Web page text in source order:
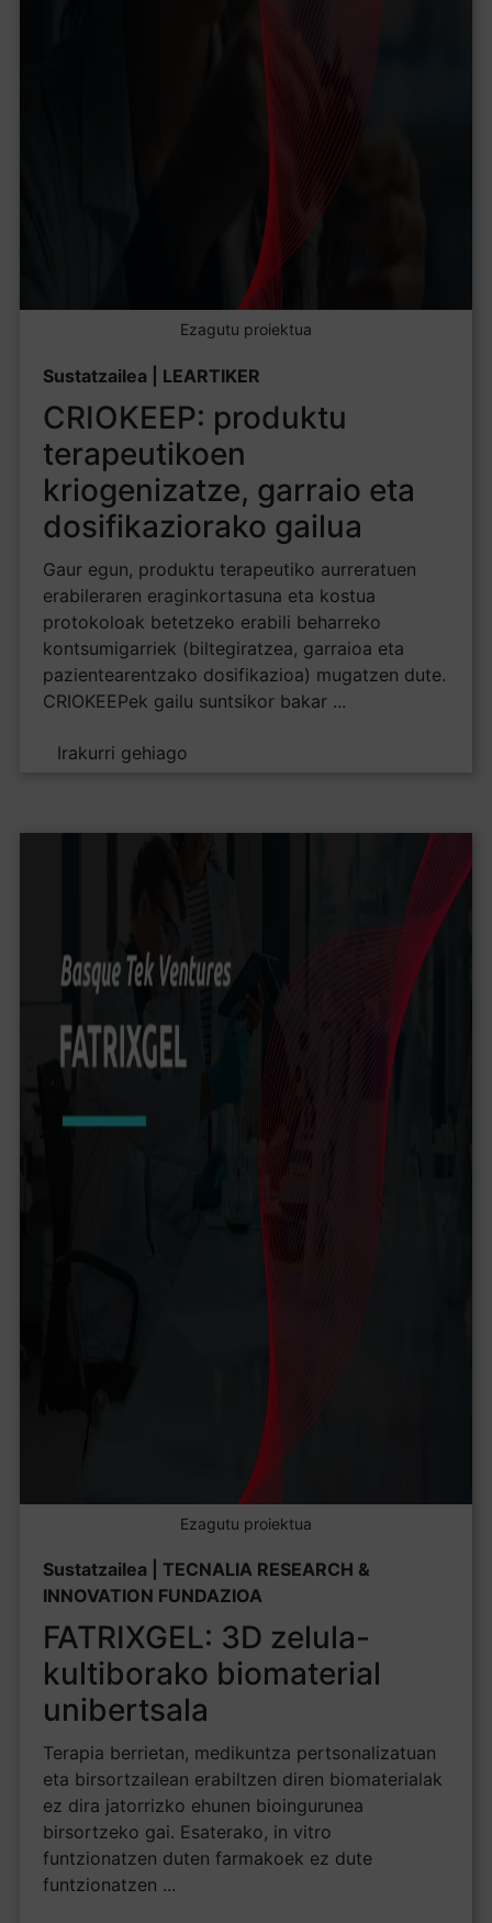
Ezagutu proiektua
Sustatzailea | LEARTIKER
CRIOKEEP: produktu
terapeutikoen
kriogenizatze, garraio eta
dosifikaziorako gailua
Gaur egun, produktu terapeutiko aurreratuen
erabileraren eraginkortasuna eta kostua
protokoloak betetzeko erabili beharreko
kontsumigarriek (biltegiratzea, garraioa eta
pazientearentzako dosifikazioa) mugatzen dute.
CRIOKEEPek gailu suntsikor bakar ...
Irakurri gehiago
Ezagutu proiektua
Sustatzailea | TECNALIA RESEARCH &
INNOVATION FUNDAZIOA
FATRIXGEL: 3D zelula-
kultiborako biomaterial
unibertsala
Terapia berrietan, medikuntza pertsonalizatuan
eta birsortzailean erabiltzen diren biomaterialak
ez dira jatorrizko ehunen bioingurunea
birsortzeko gai. Esaterako, in vitro
funtzionatzen duten farmakoek ez dute
funtzionatzen ...